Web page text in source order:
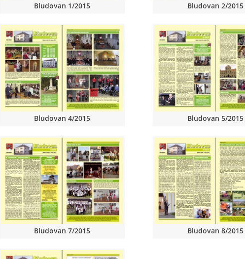
Bludovan 1/2015 Bludovan 2/2015
Bludovan 4/2015 Bludovan 5/2015
Bludovan 7/2015 Bludovan 8/2015